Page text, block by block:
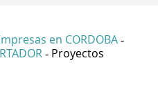
en CORDOBA -
- Proyectos